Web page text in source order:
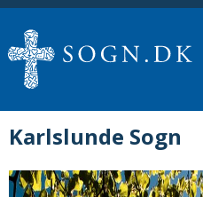
Karlslunde Sogn